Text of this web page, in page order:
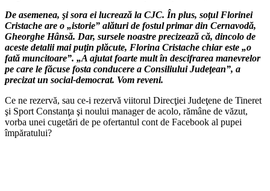
De asemenea, şi sora ei lucrează la CJC. În plus, soţul Florinei
Cristache are o „istorie” alături de fostul primar din Cernavodă,
Gheorghe Hânsă. Dar, sursele noastre precizează că, dincolo de
aceste detalii mai puţin plăcute, Florina Cristache chiar este „o
fată muncitoare”. „A ajutat foarte mult în descifrarea manevrelor
pe care le făcuse fosta conducere a Consiliului Judeţean”, a
precizat un social-democrat. Vom reveni.
Ce ne rezervă, sau ce-i rezervă viitorul Direcţiei Judeţene de Tineret
şi Sport Constanţa şi noului manager de acolo, rămâne de văzut,
vorba unei cugetări de pe ofertantul cont de Facebook al pupei
împăratului?